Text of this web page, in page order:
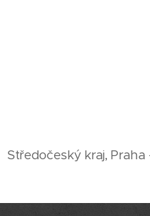
Středočeský kraj,